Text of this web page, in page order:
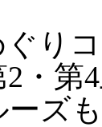
りコ
2・第
ズも